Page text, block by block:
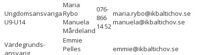
Ungdomsansvariga
U9-U14
Maria
Rybo
Manuela
Mårdeland
076-
866
14 52
maria.rybo@ikbaltichov.se
manuela@ikbaltichov.se
Värdegrunds-
ansvarig
Emmie
Pelles
emmie@ikbaltichov.se